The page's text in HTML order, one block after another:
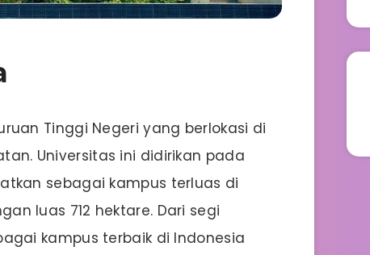
Tinggi Negeri yang berlokasi di
Universitas ini didirikan pada
sebagai kampus terluas di
luas 712 hektare. Dari segi
kampus terbaik di Indonesia